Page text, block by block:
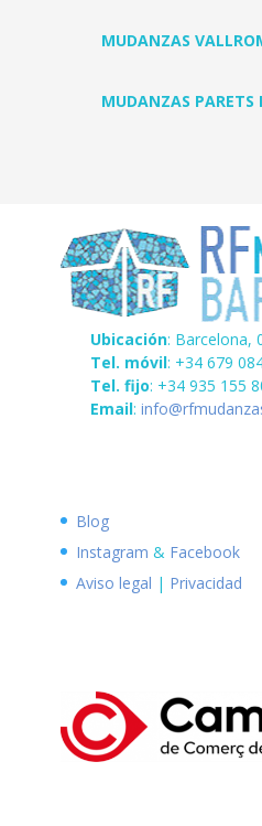
MUDANZAS
MUDANZAS PARETS
Ubicación: Barcelona,
Tel. móvil: +34 679
Tel. fijo: +34 935 155
Email:
Blog
Instagram & Facebook
Aviso legal | Privacidad